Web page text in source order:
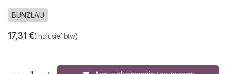
BUNZLAU
17,31 €(Inclusief btw)